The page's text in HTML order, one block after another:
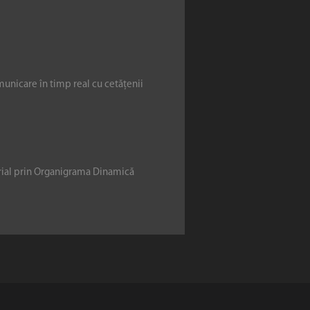
în timp real cu cetățenii
prin Organigrama Dinamică